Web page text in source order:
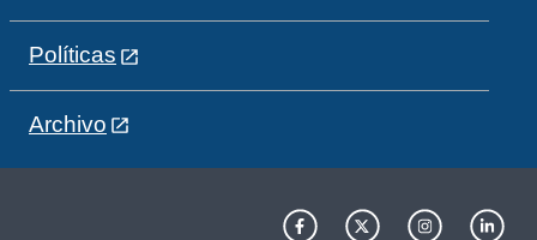
Políticas
Archivo